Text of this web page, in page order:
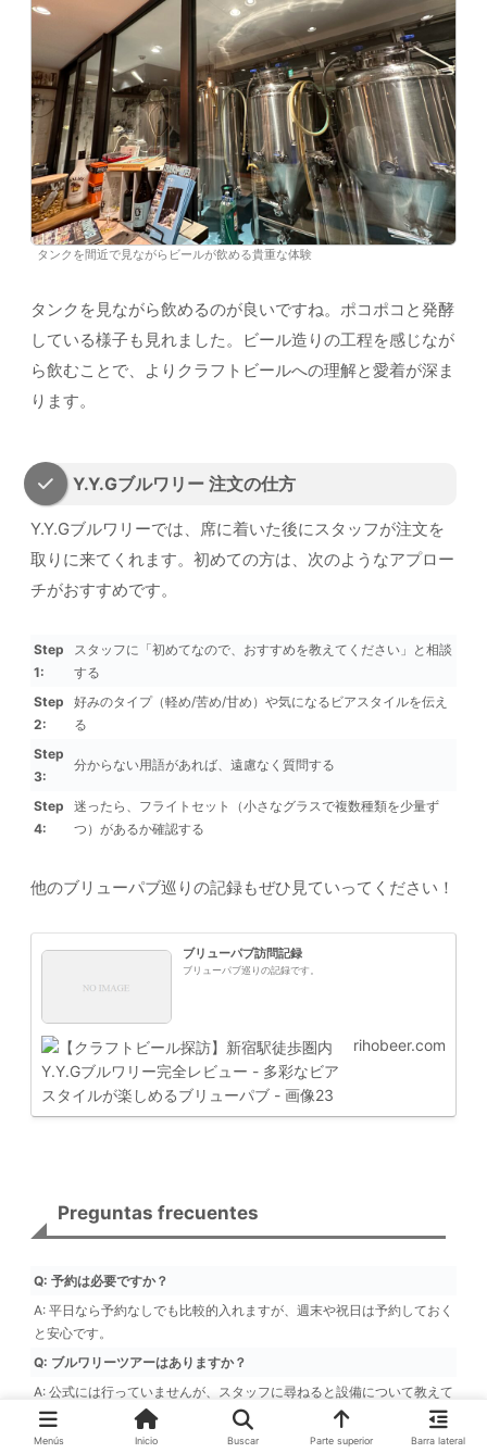
タンクを間近で見ながらビールが飲める貴重な体験
タンクを見ながら飲めるのが良いですね。ポコポコと発酵
している様子も見れました。ビール造りの工程を感じなが
ら飲むことで、よりクラフトビールへの理解と愛着が深ま
ります。
Y.Y.Gブルワリー 注文の仕方
Y.Y.Gブルワリーでは、席に着いた後にスタッフが注文を
取りに来てくれます。初めての方は、次のようなアプロー
チがおすすめです。
Step
1:
スタッフに「初めてなので、おすすめを教えてください」と相談
する
Step
2:
好みのタイプ（軽め/苦め/甘め）や気になるビアスタイルを伝え
る
Step
3:
分からない用語があれば、遠慮なく質問する
Step
4:
迷ったら、フライトセット（小さなグラスで複数種類を少量ず
つ）があるか確認する
他のブリューパブ巡りの記録もぜひ見ていってください！
ブリューパブ訪問記録
ブリューパブ巡りの記録です。
rihobeer.com
Preguntas frecuentes
Q: 予約は必要ですか？
A: 平日なら予約なしでも比較的入れますが、週末や祝日は予約しておく
と安心です。
Q: ブルワリーツアーはありますか？
A: 公式には行っていませんが、スタッフに尋ねると設備について教えて
くれることがあります。
Q: 飲み比べセットはありますか？
Menús Inicio Buscar Parte superior Barra lateral